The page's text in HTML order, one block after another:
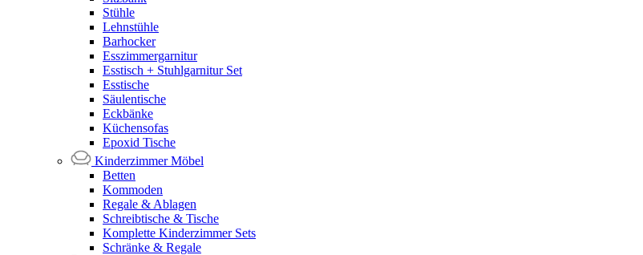
Stühle
Lehnstühle
Barhocker
Esszimmergarnitur
Esstisch + Stuhlgarnitur Set
Esstische
Säulentische
Eckbänke
Küchensofas
Epoxid Tische
Kinderzimmer Möbel
Betten
Kommoden
Regale & Ablagen
Schreibtische & Tische
Komplette Kinderzimmer Sets
Schränke & Regale